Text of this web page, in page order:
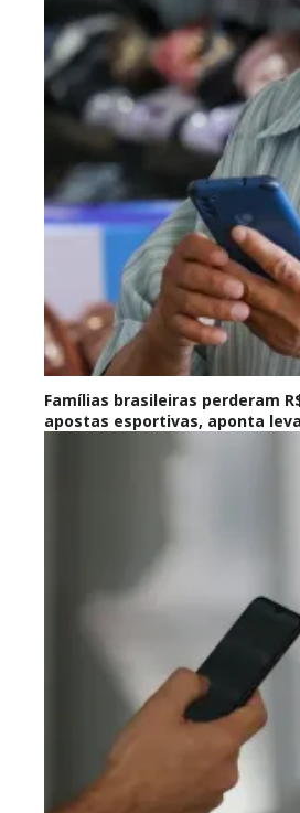
Famílias brasileiras perderam
apostas esportivas, aponta